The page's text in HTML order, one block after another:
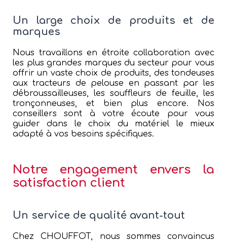
Un large choix de produits et de
marques
Nous travaillons en étroite collaboration avec
les plus grandes marques du secteur pour vous
offrir un vaste choix de produits, des tondeuses
aux tracteurs de pelouse en passant par les
débroussailleuses, les souffleurs de feuille, les
tronçonneuses, et bien plus encore. Nos
conseillers sont à votre écoute pour vous
guider dans le choix du matériel le mieux
adapté à vos besoins spécifiques.
Notre engagement envers la
satisfaction client
Un service de qualité avant-tout
Chez CHOUFFOT, nous sommes convaincus